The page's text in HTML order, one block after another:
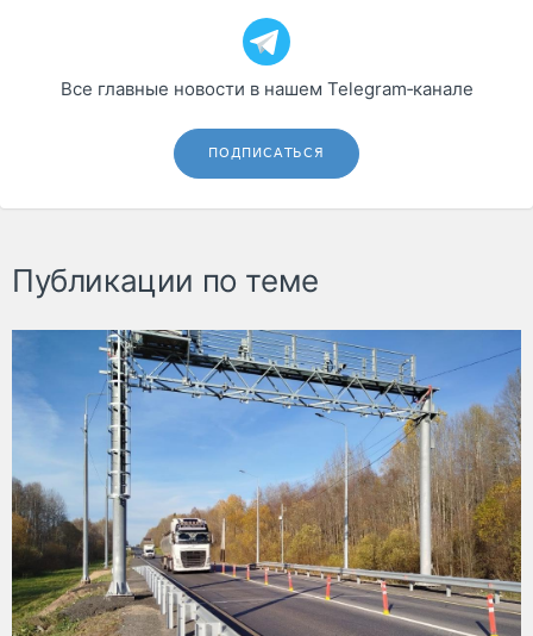
Все главные новости в нашем Telegram‑канале
ПОДПИСАТЬСЯ
Публикации по теме